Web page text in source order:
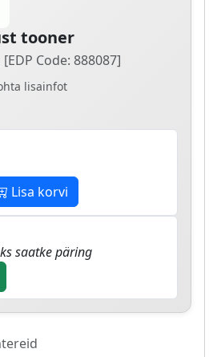
tooner
Code: 888087]
lisainfot
Lisa korvi
saatke päring